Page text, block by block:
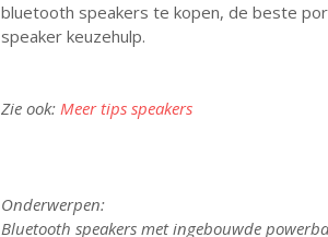
bluetooth speakers te kopen, de beste
speaker keuzehulp.
Zie ook: Meer tips speakers
Onderwerpen:
Bluetooth speakers met ingebouwde